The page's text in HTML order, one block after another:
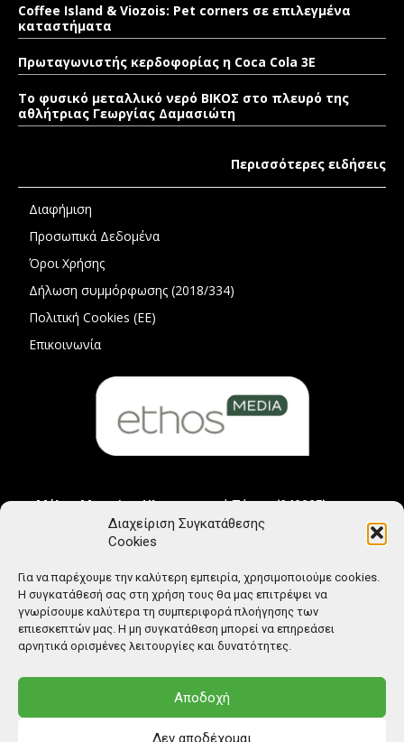
Διαχείριση Συγκατάθεσης
Cookies
Για να παρέχουμε την καλύτερη εμπειρία, χρησιμοποιούμε cookies.
Η συγκατάθεσή σας στη χρήση τους θα μας επιτρέψει να
γνωρίσουμε καλύτερα τη συμπεριφορά πλοήγησης των
επιεσκεπτών μας. Η μη συγκατάθεση μπορεί να επηρεάσει
αρνητικά ορισμένες λειτουργίες και δυνατότητες.
Αποδοχή
Δεν αποδέχομαι
Coffee Island & Viozois: Pet corners σε επιλεγμένα
καταστήματα
Πρωταγωνιστής κερδοφορίας η Coca Cola 3E
Το φυσικό μεταλλικό νερό ΒΙΚΟΣ στο πλευρό της
αθλήτριας Γεωργίας Δαμασιώτη
Περισσότερες ειδήσεις
Διαφήμιση
Προσωπικά Δεδομένα
Όροι Χρήσης
Δήλωση συμμόρφωσης (2018/334)
Πολιτική Cookies (ΕΕ)
Επικοινωνία
Μέλος Μητρώου Ηλεκτρονικού Τύπου (242225)